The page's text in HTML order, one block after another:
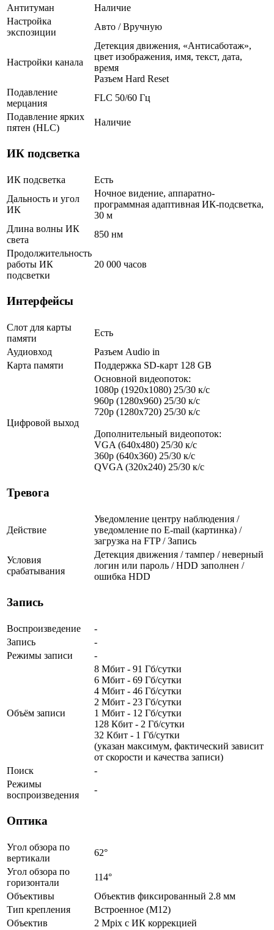
Антитуман
Наличие
Настройка
экспозиции
Авто / Вручную
Настройки канала
Детекция движения, «Антисаботаж»,
цвет изображения, имя, текст, дата,
время
Разъем Hard Reset
Подавление
мерцания
FLC 50/60 Гц
Подавление ярких
пятен (HLC)
Наличие
ИК подсветка
ИК подсветка
Есть
Дальность и угол
ИК
Ночное видение, аппаратно-
программная адаптивная ИК-подсветка,
30 м
Длина волны ИК
света
850 нм
Продолжительность
работы ИК
подсветки
20 000 часов
Интерфейсы
Слот для карты
памяти
Есть
Аудиовход
Разъем Audio in
Карта памяти
Поддержка SD-карт 128 GB
Цифровой выход
Основной видеопоток:
1080p (1920x1080) 25/30 к/с
960p (1280х960) 25/30 к/с
720p (1280х720) 25/30 к/с
Дополнительный видеопоток:
VGA (640x480) 25/30 к/с
360p (640x360) 25/30 к/с
QVGA (320x240) 25/30 к/с
Тревога
Действие
Уведомление центру наблюдения /
уведомление по E-mail (картинка) /
загрузка на FTP / Запись
Условия
срабатывания
Детекция движения / тампер / неверный
логин или пароль / HDD заполнен /
ошибка HDD
Запись
Воспроизведение
-
Запись
-
Режимы записи
-
Объём записи
8 Мбит - 91 Гб/сутки
6 Мбит - 69 Гб/сутки
4 Мбит - 46 Гб/сутки
2 Мбит - 23 Гб/сутки
1 Мбит - 12 Гб/сутки
128 Кбит - 2 Гб/сутки
32 Кбит - 1 Гб/сутки
(указан максимум, фактический зависит
от скорости и качества записи)
Поиск
-
Режимы
воспроизведения
-
Оптика
Угол обзора по
вертикали
62°
Угол обзора по
горизонтали
114°
Объективы
Объектив фиксированный 2.8 мм
Тип крепления
Встроенное (М12)
Объектив
2 Mpix c ИК коррекцией